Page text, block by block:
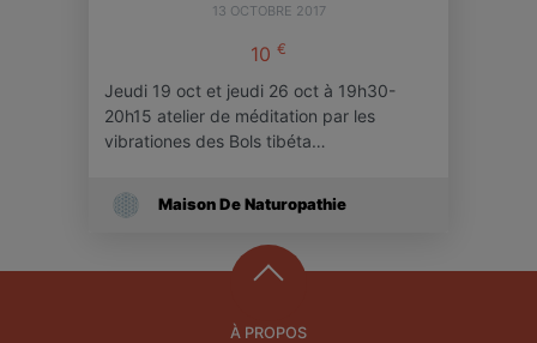
13 OCTOBRE 2017
10 €
Jeudi 19 oct et jeudi 26 oct à 19h30-
20h15 atelier de méditation par les
vibrationes des Bols tibéta…
Maison De Naturopathie
À PROPOS